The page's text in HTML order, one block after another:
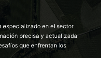
especializado en el sector
precisa y actualizada
que enfrentan los